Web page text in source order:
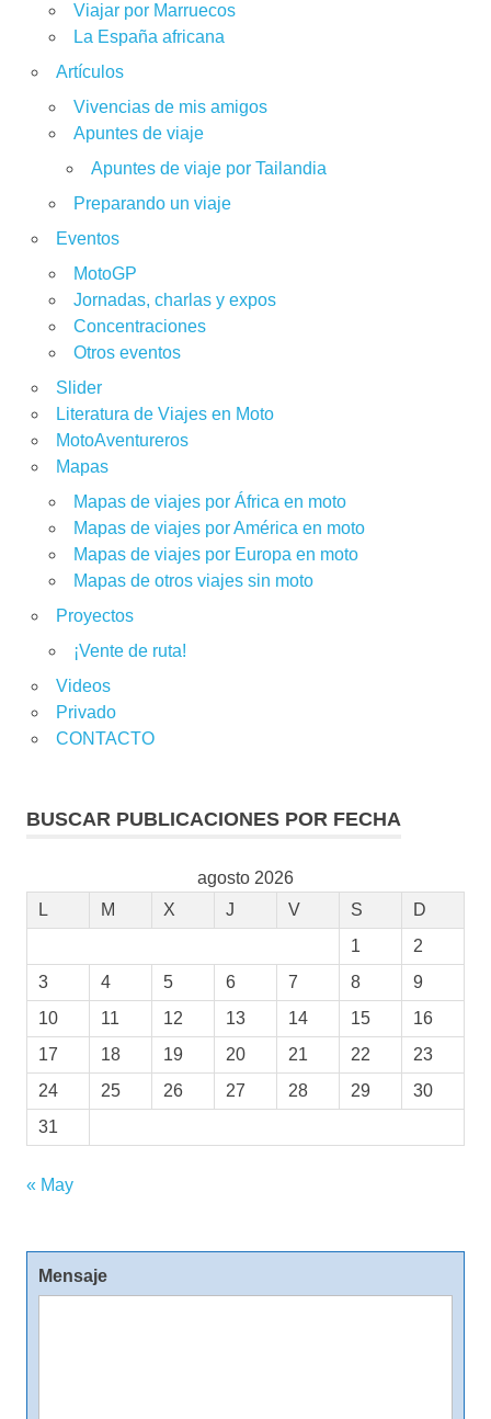
Viajar por Marruecos
La España africana
Artículos
Vivencias de mis amigos
Apuntes de viaje
Apuntes de viaje por Tailandia
Preparando un viaje
Eventos
MotoGP
Jornadas, charlas y expos
Concentraciones
Otros eventos
Slider
Literatura de Viajes en Moto
MotoAventureros
Mapas
Mapas de viajes por África en moto
Mapas de viajes por América en moto
Mapas de viajes por Europa en moto
Mapas de otros viajes sin moto
Proyectos
¡Vente de ruta!
Videos
Privado
CONTACTO
BUSCAR PUBLICACIONES POR FECHA
agosto 2026
L
M X J V S
D
1
2
3
4 5 6 7 8
9
10
11 12 13 14 15
16
17
18 19 20 21 22
23
24
25 26 27 28 29
30
31
« May
Mensaje